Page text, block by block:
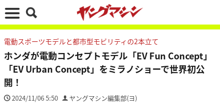
電動スポーツモデルと都市型モビリティの2本立て
ホンダが電動コンセプトモデル「EV Fun Concept」
「EV Urban Concept」をミラノショーで世界初公
開！
2024/11/06 5:50 ヤングマシン編集部(ヨ)